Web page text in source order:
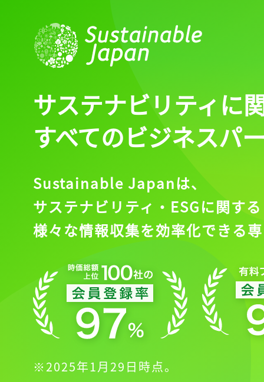
ログイン
会員登録
サステナビリティに
すべてのビジネスパ
Sustainable Japanは、
サステナビリティ・ESGに関する
様々な情報収集を効率化できる
※2025年1月29日時点。